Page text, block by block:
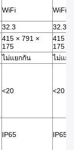
WiFi WiFi
32.3
32.3
415 × 791 ×
175
415 ×
175
ไม่แยกกัน
ไม่แย
<20 <20
IP65 IP65